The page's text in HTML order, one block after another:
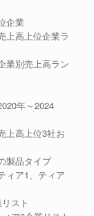
企業
上高上位企業ラ
業別売上高ラン
年～2024
上高上位3社お
製品タイプ
ィア1、ティア
スト